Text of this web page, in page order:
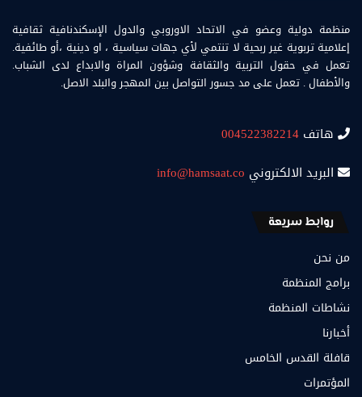
منظمة دولية وعضو في الاتحاد الاوروبي والدول الإسكندنافية ثقافية
إعلامية تربوية غير ربحية لا تنتمي لأي جهات سياسية ، او دينية ،أو طائفية.
تعمل في حقول التربية والثقافة وشؤون المراة والابداع لدى الشباب.
والأطفال . تعمل على مد جسور التواصل بين المهجر والبلد الاصل.
هاتف 004522382214
البريد الالكتروني info@hamsaat.co
روابط سريعة
من نحن
برامج المنظمة
نشاطات المنظمة
أخبارنا
قافلة القدس الخامس
المؤتمرات